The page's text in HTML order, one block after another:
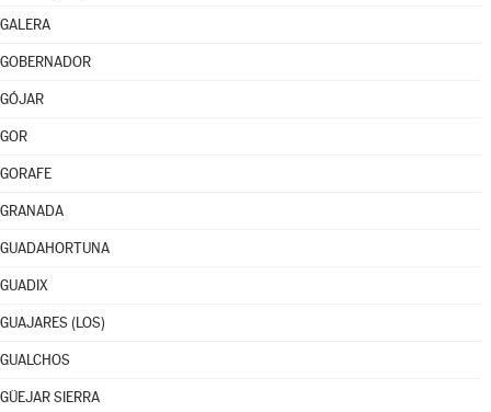
GALERA
GOBERNADOR
GÓJAR
GOR
GORAFE
GRANADA
GUADAHORTUNA
GUADIX
GUAJARES (LOS)
GUALCHOS
GÜEJAR SIERRA